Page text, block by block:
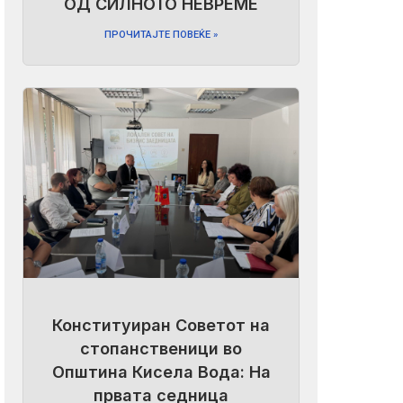
ОД СИЛНОТО НЕВРЕМЕ
ПРОЧИТАЈТЕ ПОВЕЌЕ »
Конституиран Советот на
стопанственици во
Општина Кисела Вода: На
првата седница